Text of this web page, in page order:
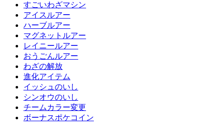
すごいわざマシン
アイスルアー
ハーブルアー
マグネットルアー
レイニールアー
おうごんルアー
わざの解放
進化アイテム
イッシュのいし
シンオウのいし
チームカラー変更
ボーナスポケコイン